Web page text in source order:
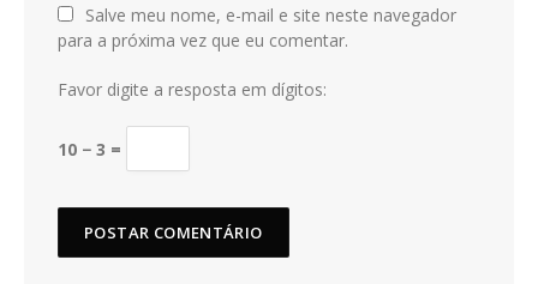
Salve meu nome, e-mail e site neste navegador
para a próxima vez que eu comentar.
Favor digite a resposta em dígitos:
10 − 3 =